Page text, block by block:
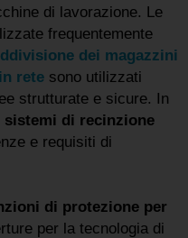
di lavorazione. Le
frequentemente
dei magazzini
rete sono utilizzati
strutturate e sicure. In
sistemi di recinzione
e requisiti di
di protezione per
per la tecnologia di